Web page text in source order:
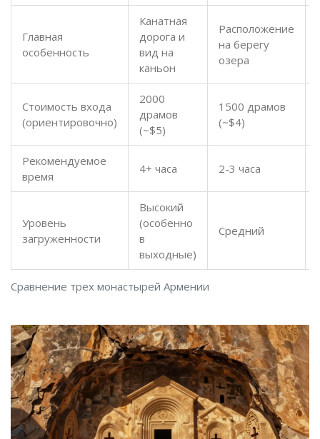
Сравнение трех монастырей Армении
Главная
особенность
Канатная
дорога и
вид на
каньон
Расположение
на берегу
озера
Стоимость входа
(ориентировочно)
2000
драмов
(~$5)
1500 драмов
(~$4)
Рекомендуемое
время
4+ часа 2-3 часа
Уровень
загруженности
Высокий
(особенно
в
выходные)
Средний